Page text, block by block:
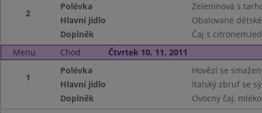
2
Polévka
Zeleninová s
Hlavní jídlo
Obalované
Doplněk
Čaj s
Menu
Chod Čtvrtek 10. 11. 2011
1
Polévka
Hovězí se
Hlavní jídlo
Italský zbruf se
Doplněk
Ovocný čaj, mléko